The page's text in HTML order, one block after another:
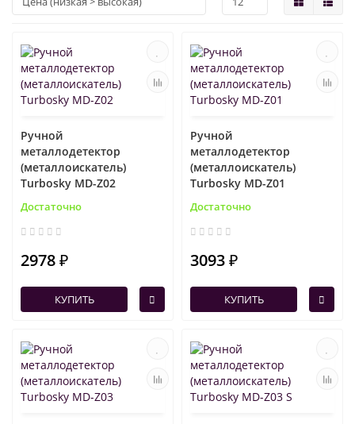
Ручной
металлодетектор
(металлоискатель)
Turbosky MD-Z02
Достаточно
2978 ₽
КУПИТЬ
Ручной
металлодетектор
(металлоискатель)
Turbosky MD-Z01
Достаточно
3093 ₽
КУПИТЬ